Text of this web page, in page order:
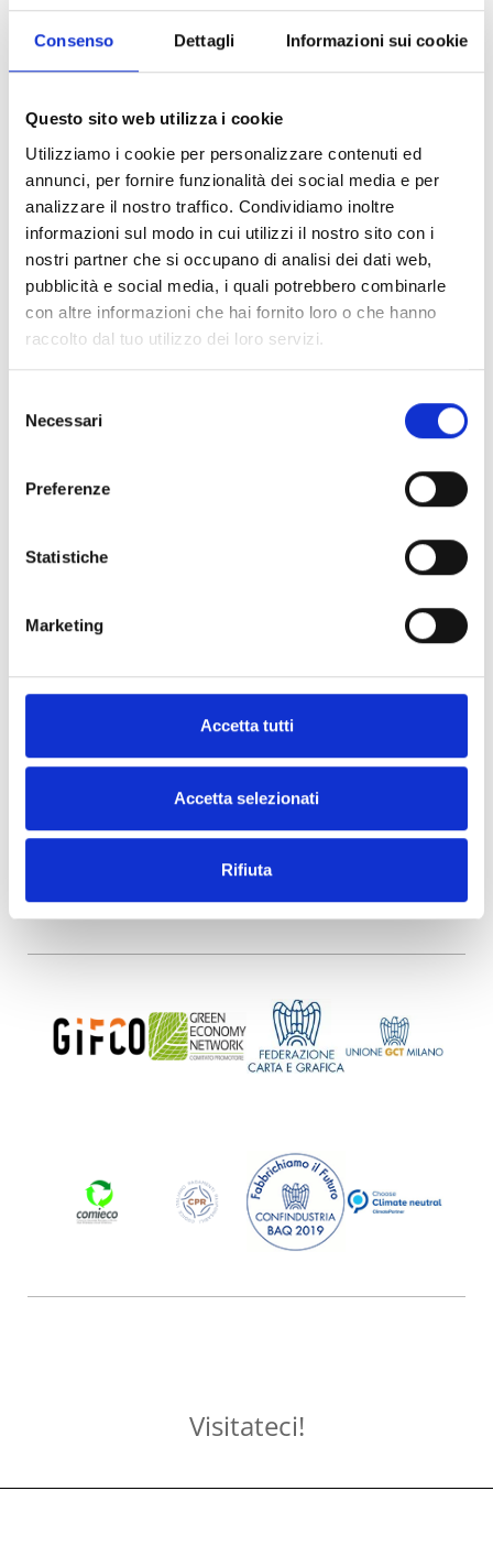
Consenso Dettagli Informazioni sui cookie
Questo sito web utilizza i cookie
Utilizziamo i cookie per personalizzare contenuti ed
annunci, per fornire funzionalità dei social media e per
analizzare il nostro traffico. Condividiamo inoltre
informazioni sul modo in cui utilizzi il nostro sito con i
nostri partner che si occupano di analisi dei dati web,
pubblicità e social media, i quali potrebbero combinarle
con altre informazioni che hai fornito loro o che hanno
raccolto dal tuo utilizzo dei loro servizi.
delNecessari
Preferenze
Statistiche
Marketing
Accetta tutti
Accetta selezionati
Rifiuta
sottolineano il notevole contributo di BOTTA
EcoPackaging alla promozione di pratiche eco-
friendly nel settore del packaging.
Con il lancio dei Eco-Paper Cable Ties, BOTTA
sostenibilità e l’innovazione. Fornendo alle
imprese una soluzione pratica e
ambientalmente responsabile, l’azienda apre
la strada a un futuro più verde.
Per maggiori informazioni sui Eco-Paper Cable
Ties e altre soluzioni di packaging eco-
friendly, vi preghiamo di visitare la pagina del
prodotto
qui o contattare ecopack@botta.it
Siamo lieti di annunciare che il nostro
comunicato stampa riguardante i Eco-Paper
sottolineando la sua importanza nell’ambito
consapevoli dell’ambiente nella progettazione
(UK) –
Paper Insight
PREVIOUS NEXT
Visitateci!